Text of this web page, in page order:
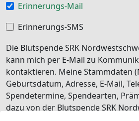
Erinnerungs-Mail
Erinnerungs-SMS
Die Blutspende SRK
kann mich per E-Mail zu
kontaktieren. Meine Stammdaten
Geburtsdatum, Adresse, E-Mail,
Spendetermine, Spendearten,
dazu von der Blutspende SRK